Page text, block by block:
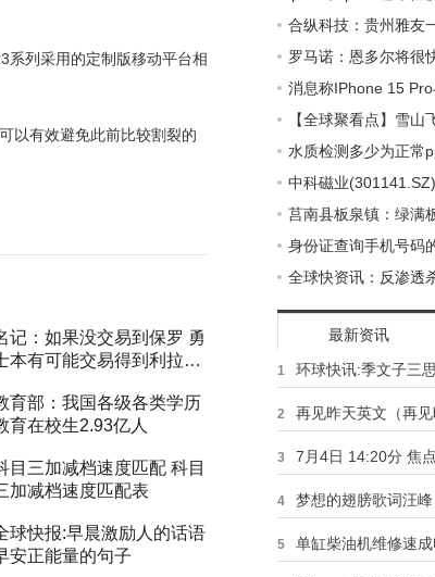
系列采用的定制版移动平台相
以有效避免此前比较割裂的
记：如果没交易到保罗 勇
本有可能交易得到利拉德
育部：我国各级各类学历
育在校生2.93亿人
目三加减档速度匹配 科目
加减档速度匹配表
球快报:早晨激励人的话语
安正能量的句子
最新资讯
1 环球快讯:季文子三
2 再见昨天英文（再
3 7月4日 14:20分 焦点科技
4 梦想的翅膀歌词汪峰（
5 单缸柴油机维修速成电子书